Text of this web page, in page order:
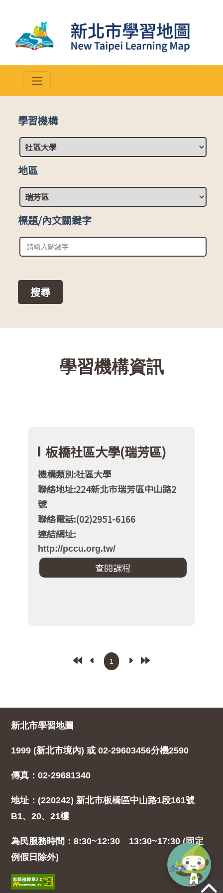
學習機構
地區
標題/內文關鍵字
學習機構資訊
板橋社區大學(瑞芳區)
機構類別:社區大學
聯絡地址:224新北市瑞芳區中山路2
號
聯絡電話:(02)2951-6166
連結網址:
http://pccu.org.tw/
新北市學習地圖
1999 (新北市境內) 或 02-29603456分機2590
傳真：02-29681340
地址：(220242) 新北市板橋區中山路1段161號
B1、20、21樓
為民服務時間：8:30~12:30 13:30~17:30 (固定
例假日除外)